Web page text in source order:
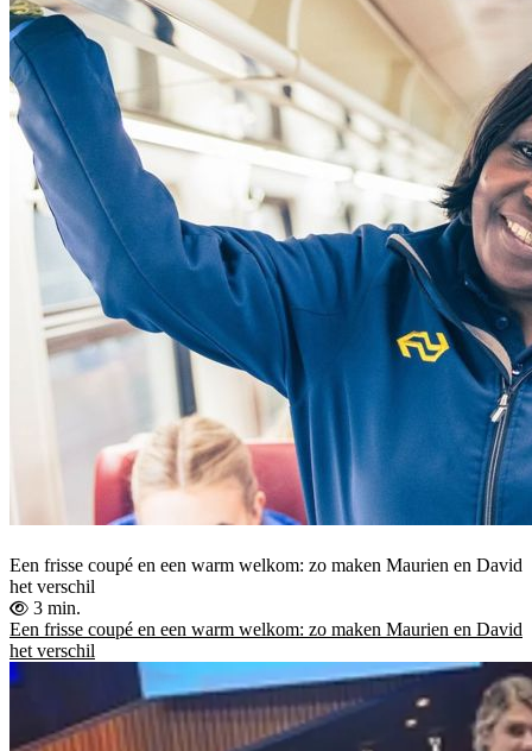
Een frisse coupé en een warm welkom: zo maken Maurien en David
het verschil
3 min.
Een frisse coupé en een warm welkom: zo maken Maurien en David
het verschil